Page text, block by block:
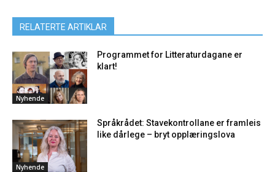
RELATERTE ARTIKLAR
Nyhende
Programmet for Litteraturdagane er
klart!
Nyhende
Språkrådet: Stavekontrollane er framleis
like dårlege – bryt opplæringslova